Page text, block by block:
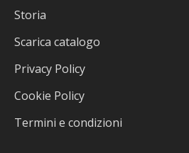
Storia
Scarica catalogo
Privacy Policy
Cookie Policy
Termini e condizioni